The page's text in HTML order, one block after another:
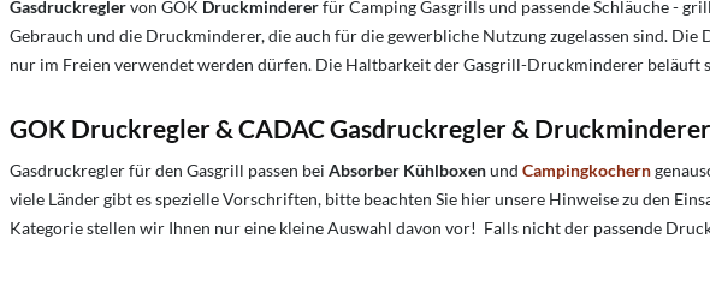
Gasdruckreglervon GOK Druckmindererfür Camping Gasgrills und passende Schläuche -
Gebrauch und die Druckminderer, die auch für die gewerbliche Nutzung zugelassen sind.
nur im Freien verwendet werden dürfen. Die Haltbarkeit der Gasgrill-Druckminderer beläuft
GOK Druckregler & CADAC Gasdruckregler &
Gasdruckregler für den Gasgrill passen bei Absorber Kühlboxenund Campingkochern
viele Länder gibt es spezielle Vorschriften, bitte beachten Sie hier unsere Hinweise zu den
Kategorie stellen wir Ihnen nur eine kleine Auswahl davon vor! Falls nicht der passende